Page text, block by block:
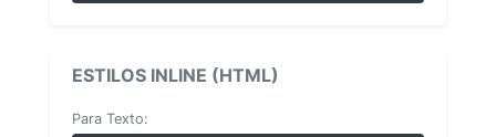
ESTILOS INLINE (HTML)
Para Texto: